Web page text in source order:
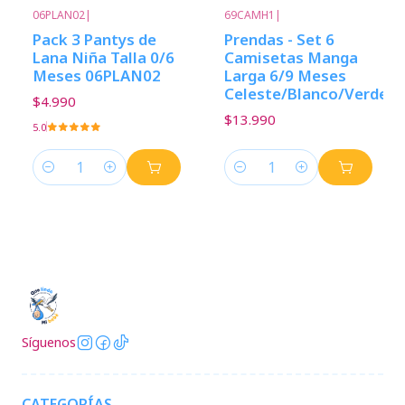
06PLAN02|
Pack 3 Pantys de
Lana Niña Talla 0/6
Meses 06PLAN02
$4.990
5.0
Cantidad
69CAMH1 |
Prendas - Set 6
Camisetas Manga
Larga 6/9 Meses
Celeste/Blanco/Verde
$13.990
Cantidad
Síguenos